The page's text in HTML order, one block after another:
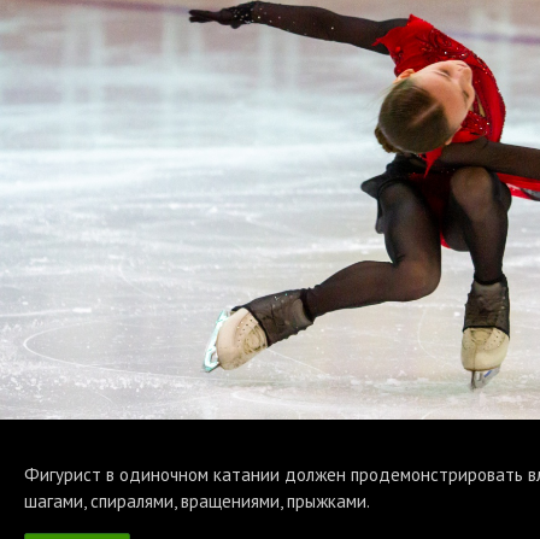
Фигурист в одиночном катании должен продемонстрировать
шагами, спиралями, вращениями, прыжками.